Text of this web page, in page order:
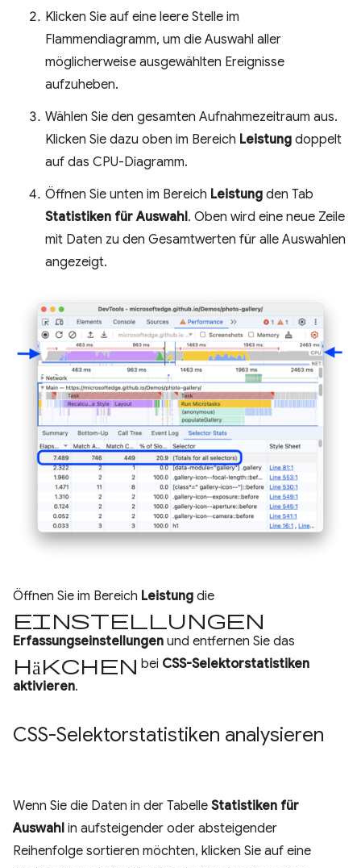
Klicken Sie auf eine leere Stelle im
Flammendiagramm, um die Auswahl aller
möglicherweise ausgewählten Ereignisse
aufzuheben.
Wählen Sie den gesamten Aufnahmezeitraum aus.
Klicken Sie dazu oben im Bereich Leistung doppelt
auf das CPU-Diagramm.
Öffnen Sie unten im Bereich Leistung den Tab
Statistiken für Auswahl. Oben wird eine neue Zeile
mit Daten zu den Gesamtwerten für alle Auswahlen
angezeigt.
Öffnen Sie im Bereich Leistung die
Einstellungen
Erfassungseinstellungen und entfernen Sie das
Häkchen bei CSS-Selektorstatistiken
aktivieren.
CSS-Selektorstatistiken analysieren
Wenn Sie die Daten in der Tabelle Statistiken für
Auswahl in aufsteigender oder absteigender
Reihenfolge sortieren möchten, klicken Sie auf eine